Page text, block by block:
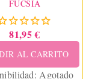
FUCSIA
81,95 €
AL CARRITO
Agotado